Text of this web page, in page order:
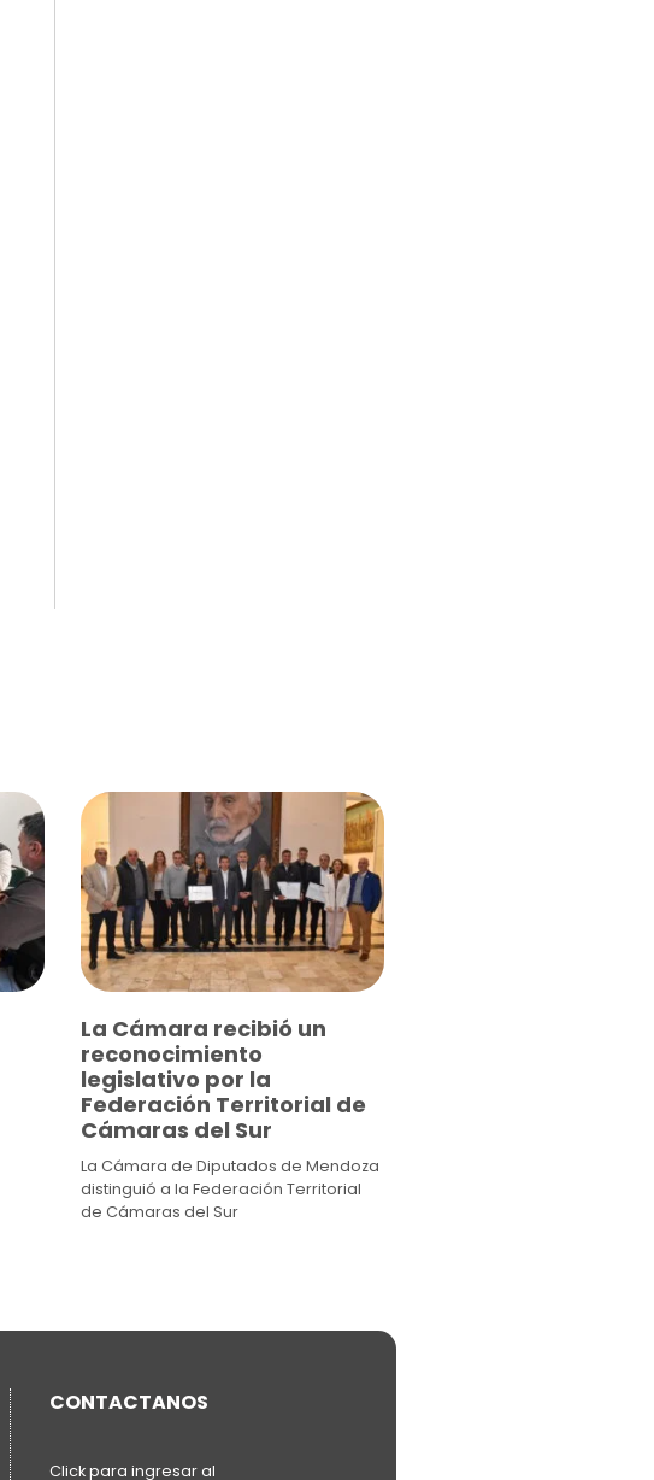
La Cámara recibió un
reconocimiento
legislativo por la
Federación Territorial de
Cámaras del Sur
La Cámara de Diputados de Mendoza
distinguió a la Federación Territorial
de Cámaras del Sur
CONTACTANOS
Click para ingresar al